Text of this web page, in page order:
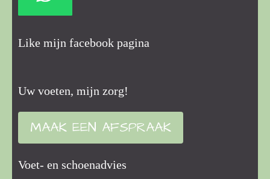
Like mijn facebook pagina
Uw voeten, mijn zorg!
MAAK EEN AFSPRAAK
Voet- en schoenadvies